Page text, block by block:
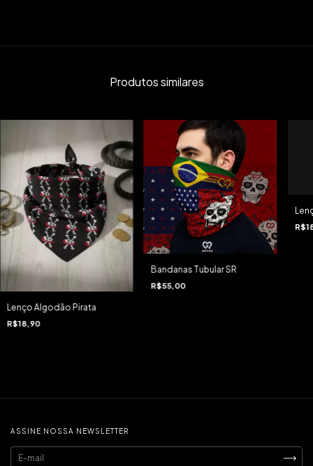
Produtos similares
Lenço Algodão Pirata
R$18,90
Bandanas Tubular SR
R$55,00
ASSINE NOSSA NEWSLETTER